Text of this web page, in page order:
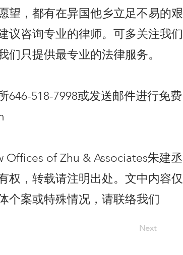
望，都有在异国他乡立足不易的艰
议咨询专业的律师。可多关注我们
只提供最专业的法律服务。
646-518-7998或发送邮件进行免费
Offices of Zhu & Associates朱建丞
权，转载请注明出处。文中内容仅
个案或特殊情况，请联络我们
Next